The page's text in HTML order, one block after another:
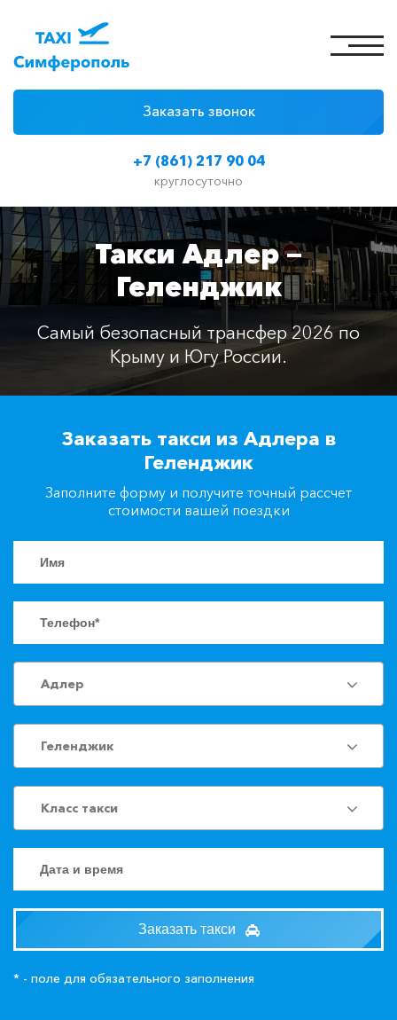
+7 (861) 217 90 04
круглосуточно
Заказать звонок
Цены на такси
Классы автомобилей
Отзывы
Контакты
Заказать такси
Такси Адлер —
Геленджик
Самый безопасный трансфер 2026 по
Крыму и Югу России.
Заказать такси из Адлера в
Геленджик
Заполните форму и получите точный рассчет
стоимости вашей поездки
Адлер
Геленджик
Класс такси
Заказать такси
* - поле для обязательного заполнения